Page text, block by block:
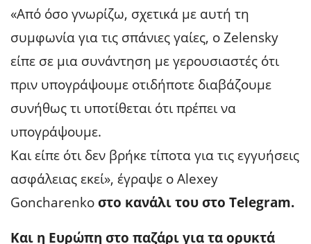
«Από όσο γνωρίζω, σχετικά με αυτή τη
συμφωνία για τις σπάνιες γαίες, ο Zelensky
είπε σε μια συνάντηση με γερουσιαστές ότι
πριν υπογράψουμε οτιδήποτε διαβάζουμε
συνήθως τι υποτίθεται ότι πρέπει να
υπογράψουμε.
Και είπε ότι δεν βρήκε τίποτα για τις εγγυήσεις
ασφάλειας εκεί», έγραψε ο Alexey
Goncharenkoστο κανάλι του στο Telegram.
Και η Ευρώπη στο παζάρι για τα ορυκτά